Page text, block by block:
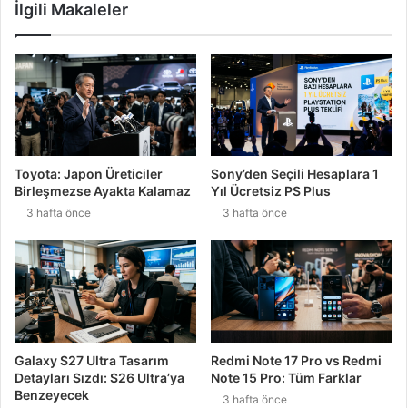
İlgili Makaleler
Toyota: Japon Üreticiler
Birleşmezse Ayakta Kalamaz
3 hafta önce
Sony’den Seçili Hesaplara 1
Yıl Ücretsiz PS Plus
3 hafta önce
Galaxy S27 Ultra Tasarım
Detayları Sızdı: S26 Ultra’ya
Benzeyecek
Redmi Note 17 Pro vs Redmi
Note 15 Pro: Tüm Farklar
3 hafta önce